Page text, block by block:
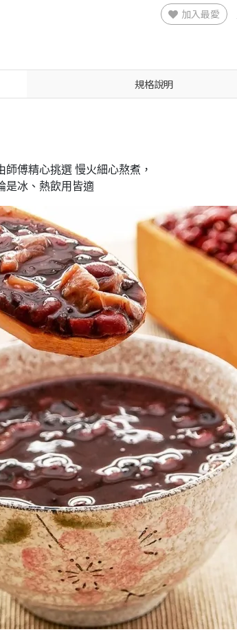
加入最愛
規格說明
傅精心挑選 慢火細心熬煮，
是冰、熱飲用皆適